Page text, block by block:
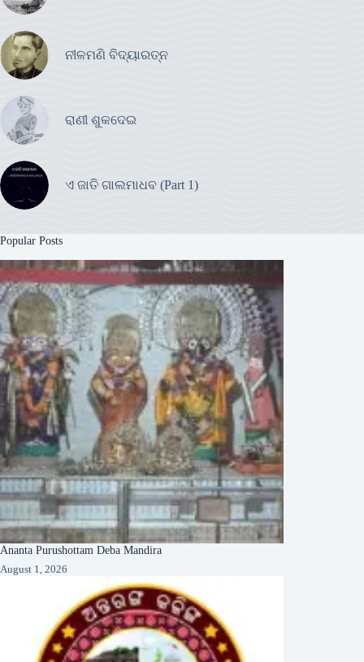
ନୀଳମଣି ବିଦ୍ୟାରତ୍ନ
ରାଣୀ ଶୁକଦେଇ
ଏ ଜାତି ଗାଲମାଧବ (Part 1)
Popular Posts
Ananta Purushottam Deba Mandira
August 1, 2026